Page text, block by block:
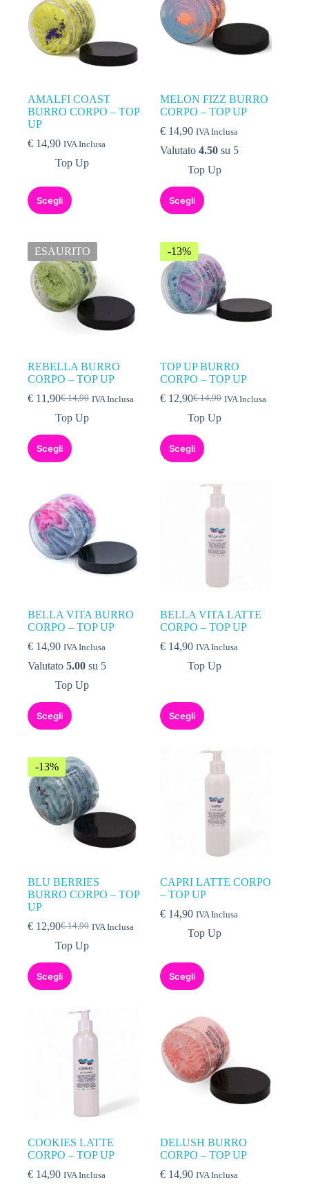
AMALFI COAST
BURRO CORPO – TOP
UP
€ 14,90 IVA Inclusa
Top Up
Scegli
MELON FIZZ BURRO
CORPO – TOP UP
€ 14,90 IVA Inclusa
Valutato4.50 su 5
Top Up
Scegli
ESAURITO
REBELLA BURRO
CORPO – TOP UP
€14,90
€ 11,90 IVA Inclusa
Top Up
Scegli
-13%
TOP UP BURRO
CORPO – TOP UP
€14,90
€ 12,90 IVA Inclusa
Top Up
Scegli
BELLA VITA BURRO
CORPO – TOP UP
€ 14,90 IVA Inclusa
Valutato 5.00 su 5
Top Up
Scegli
BELLA VITA LATTE
CORPO – TOP UP
€ 14,90 IVA Inclusa
Top Up
Scegli
-13%
BLU BERRIES
BURRO CORPO – TOP
UP
€14,90
€ 12,90 IVA Inclusa
Top Up
Scegli
CAPRI LATTE CORPO
– TOP UP
€ 14,90 IVA Inclusa
Top Up
Scegli
COOKIES LATTE
CORPO – TOP UP
€ 14,90 IVA Inclusa
DELUSH BURRO
CORPO – TOP UP
€ 14,90 IVA Inclusa